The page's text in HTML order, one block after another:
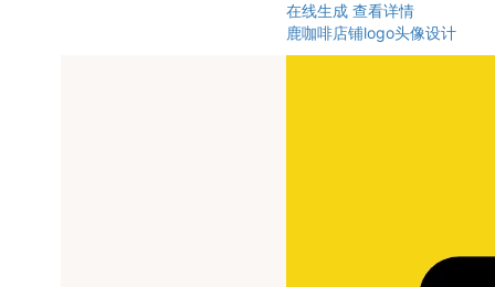
在线生成 查看详情
鹿咖啡店铺logo头像设计